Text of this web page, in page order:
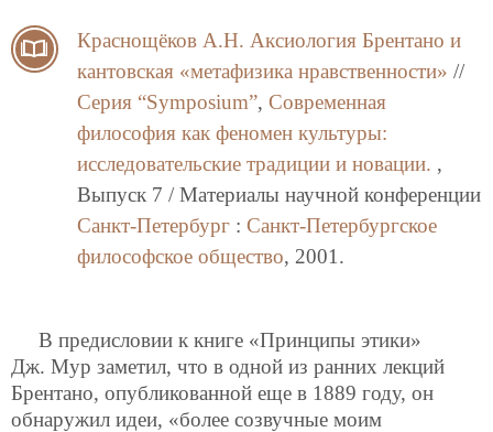
Краснощёков А.Н. Аксиология Брентано и
кантовская «метафизика нравственности» //
Серия “Symposium”, Современная
философия как феномен культуры:
исследовательские традиции и новации. ,
Выпуск 7 / Материалы научной конференции
Санкт-Петербург : Санкт-Петербургское
философское общество, 2001.
В предисловии к книге «Принципы этики»
Дж. Мур заметил, что в одной из ранних лекций
Брентано, опубликованной еще в 1889 году, он
обнаружил идеи, «более созвучные моим